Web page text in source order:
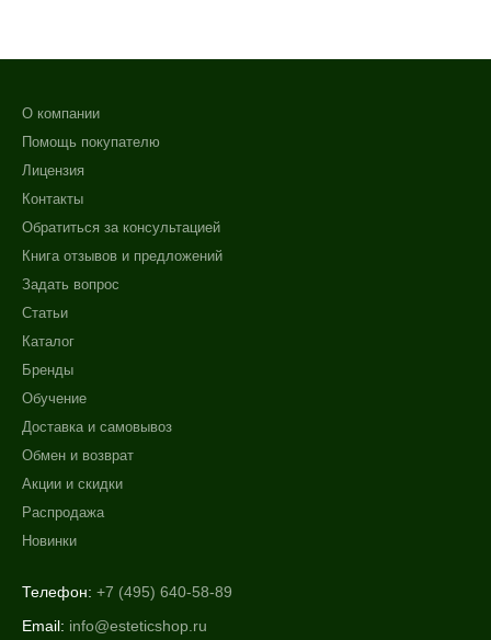
О компании
Помощь покупателю
Лицензия
Контакты
Обратиться за консультацией
Книга отзывов и предложений
Задать вопрос
Статьи
Каталог
Бренды
Обучение
Доставка и самовывоз
Обмен и возврат
Акции и скидки
Распродажа
Новинки
Телефон: +7 (495) 640-58-89
Email: info@esteticshop.ru